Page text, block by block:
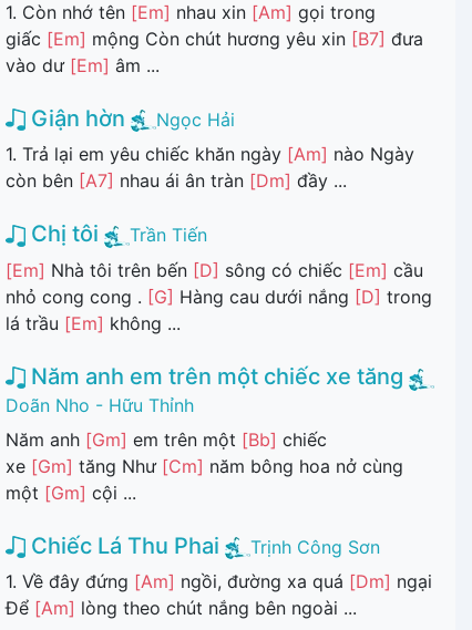
1. Còn nhớ tên [Em] nhau xin [Am] gọi trong
giấc [Em] mộng Còn chút hương yêu xin [B7] đưa
vào dư [Em] âm ...
Giận hờn
Ngọc Hải
1. Trả lại em yêu chiếc khăn ngày [Am] nào Ngày
còn bên [A7] nhau ái ân tràn [Dm] đầy ...
Chị tôi
Trần Tiến
[Em] Nhà tôi trên bến [D] sông có chiếc [Em] cầu
nhỏ cong cong . [G] Hàng cau dưới nắng [D] trong
lá trầu [Em] không ...
Năm anh em trên một chiếc xe tăng
Doãn Nho - Hữu Thỉnh
Năm anh [Gm] em trên một [Bb] chiếc
xe [Gm] tăng Như [Cm] năm bông hoa nở cùng
một [Gm] cội ...
Chiếc Lá Thu Phai
Trịnh Công Sơn
1. Về đây đứng [Am] ngồi, đường xa quá [Dm] ngại
Để [Am] lòng theo chút nắng bên ngoài ...